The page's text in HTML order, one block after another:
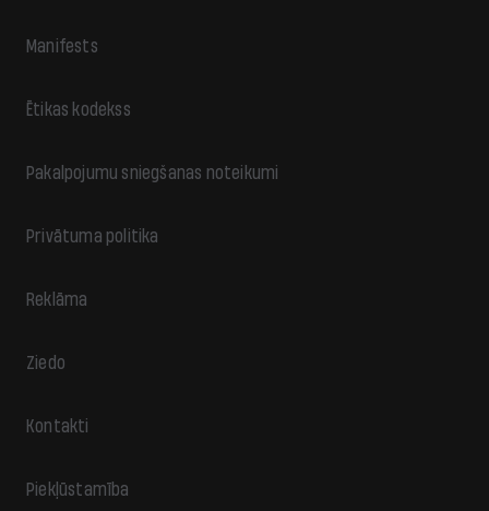
Manifests
Ētikas kodekss
Pakalpojumu sniegšanas noteikumi
Privātuma politika
Reklāma
Ziedo
Kontakti
Piekļūstamība